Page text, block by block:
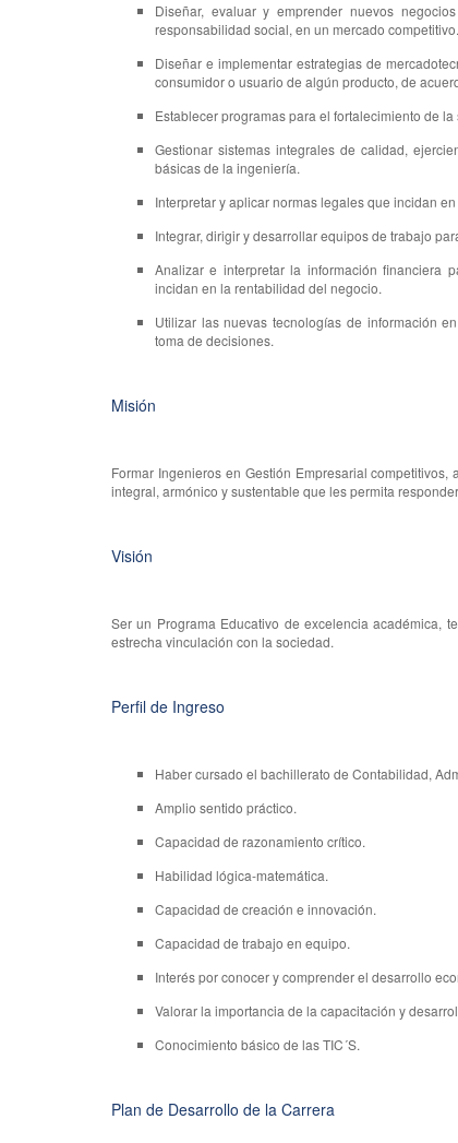
Diseñar, evaluar y emprender nuevos
responsabilidad social, en un mercado competitivo.
Diseñar e implementar estrategias de
consumidor o usuario de algún producto, de
Establecer programas para el fortalecimiento de
Gestionar sistemas integrales de calidad,
básicas de la ingeniería.
Interpretar y aplicar normas legales que incidan
Integrar, dirigir y desarrollar equipos de trabajo
Analizar e interpretar la información financiera
incidan en la rentabilidad del negocio.
Utilizar las nuevas tecnologías de información
toma de decisiones.
Misión
Formar Ingenieros en Gestión Empresarial
integral, armónico y sustentable que les permita
Visión
Ser un Programa Educativo de excelencia académica,
estrecha vinculación con la sociedad.
Perfil de Ingreso
Haber cursado el bachillerato de Contabilidad,
Amplio sentido práctico.
Capacidad de razonamiento crítico.
Habilidad lógica-matemática.
Capacidad de creación e innovación.
Capacidad de trabajo en equipo.
Interés por conocer y comprender el desarrollo
Valorar la importancia de la capacitación y
Conocimiento básico de las TIC´S.
Plan de Desarrollo de la Carrera